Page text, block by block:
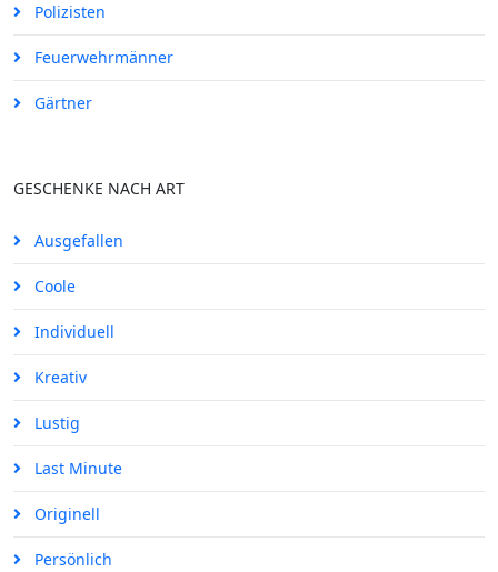
Polizisten
Feuerwehrmänner
Gärtner
GESCHENKE NACH ART
Ausgefallen
Coole
Individuell
Kreativ
Lustig
Last Minute
Originell
Persönlich